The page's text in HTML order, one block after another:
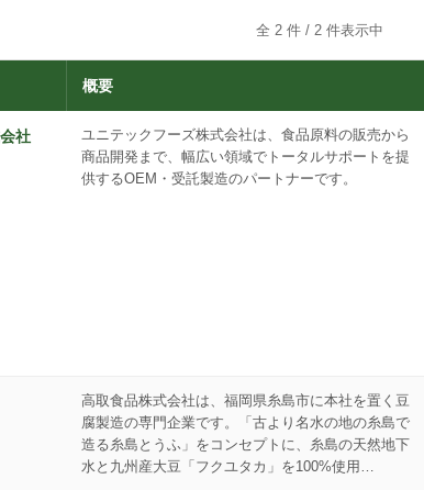
全 2 件 / 2 件表示中
概要
社
ユニテックフーズ株式会社は、食品原料の販売から
商品開発まで、幅広い領域でトータルサポートを提
供するOEM・受託製造のパートナーです。
高取食品株式会社は、福岡県糸島市に本社を置く豆
腐製造の専門企業です。「古より名水の地の糸島で
造る糸島とうふ」をコンセプトに、糸島の天然地下
水と九州産大豆「フクユタカ」を100%使用…